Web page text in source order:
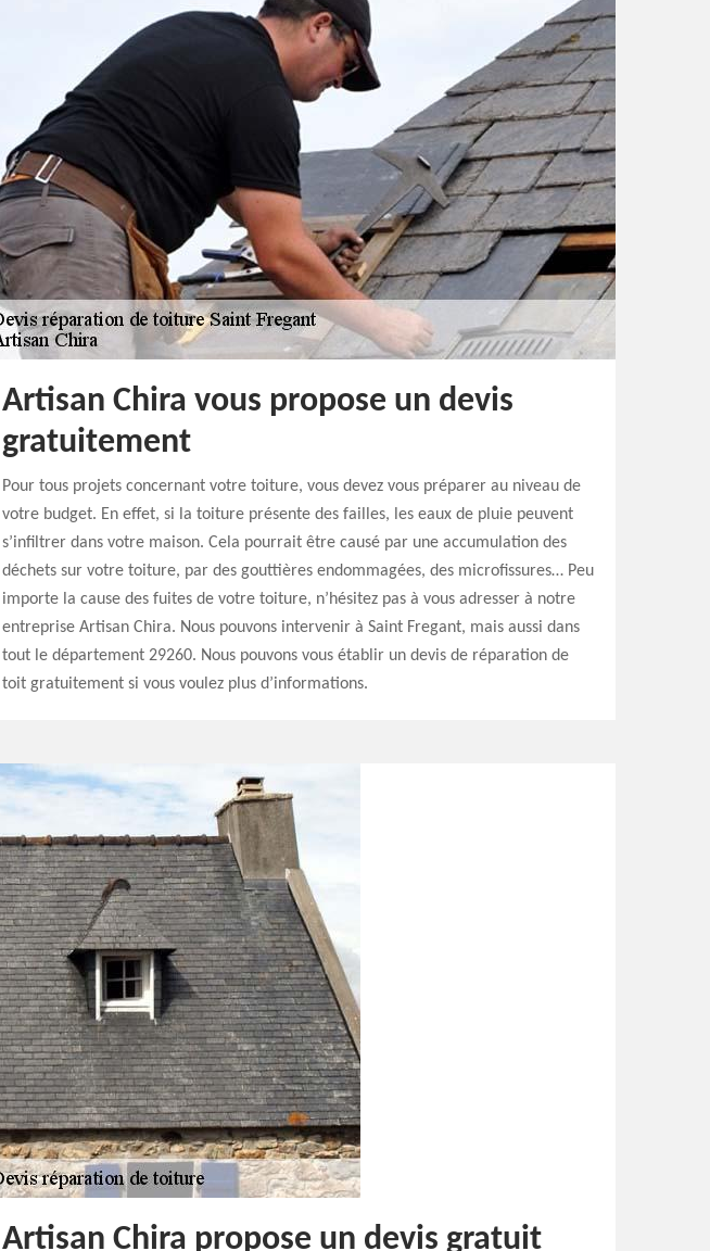
Artisan Chira vous propose un devis
gratuitement
Pour tous projets concernant votre toiture, vous devez vous préparer au niveau de
votre budget. En effet, si la toiture présente des failles, les eaux de pluie peuvent
s’infiltrer dans votre maison. Cela pourrait être causé par une accumulation des
déchets sur votre toiture, par des gouttières endommagées, des microfissures… Peu
importe la cause des fuites de votre toiture, n’hésitez pas à vous adresser à notre
entreprise Artisan Chira. Nous pouvons intervenir à Saint Fregant, mais aussi dans
tout le département 29260. Nous pouvons vous établir un devis de réparation de
toit gratuitement si vous voulez plus d’informations.
Artisan Chira propose un devis gratuit